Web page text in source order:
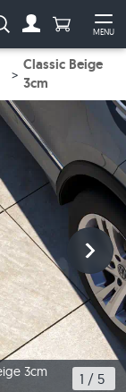
MENU
Počet
Classic Beige
3cm
3cm
1 / 5